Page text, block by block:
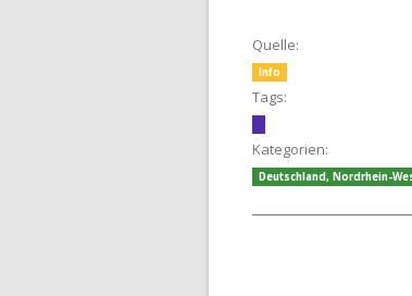
Quelle:
Info
Tags:
Kategorien:
Deutschland, Nordrhein-